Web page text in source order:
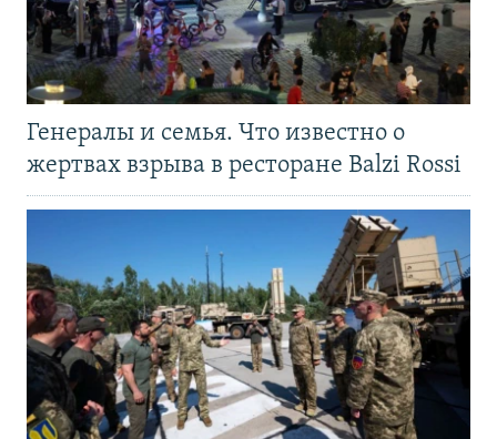
Генералы и семья. Что известно о
жертвах взрыва в ресторане Balzi Rossi